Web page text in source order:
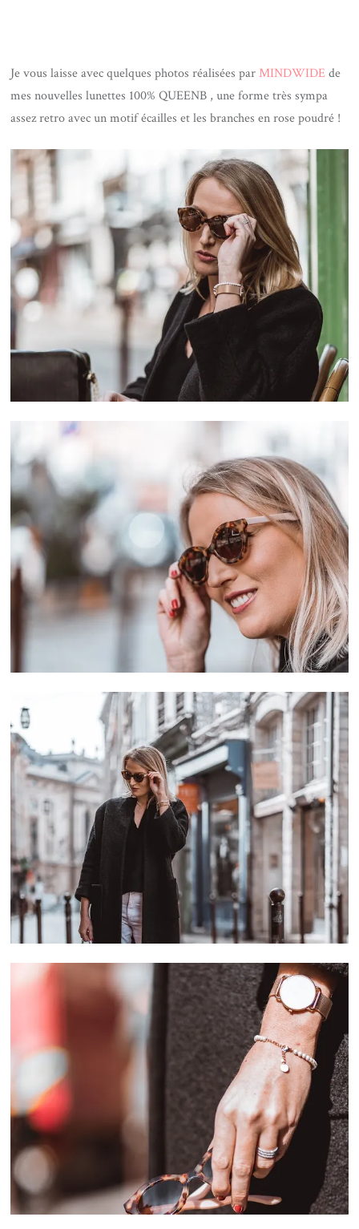
Je vous laisse avec quelques photos réalisées parMINDWIDEde
mes nouvelles lunettes 100% QUEENB , une forme très sympa
assez retro avec un motif écailles et les branches en rose poudré !